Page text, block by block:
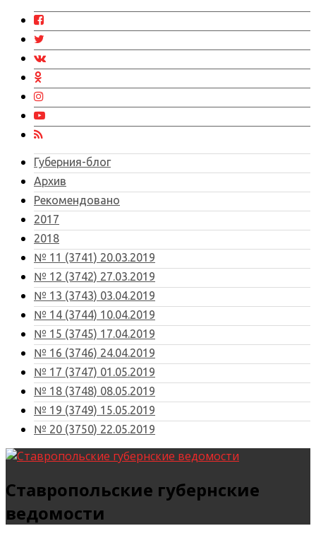
Губерния-блог
Архив
Рекомендовано
2017
2018
№ 11 (3741) 20.03.2019
№ 12 (3742) 27.03.2019
№ 13 (3743) 03.04.2019
№ 14 (3744) 10.04.2019
№ 15 (3745) 17.04.2019
№ 16 (3746) 24.04.2019
№ 17 (3747) 01.05.2019
№ 18 (3748) 08.05.2019
№ 19 (3749) 15.05.2019
№ 20 (3750) 22.05.2019
Ставропольские губернские
ведомости